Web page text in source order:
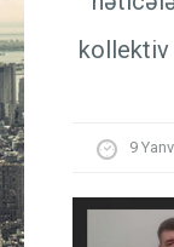
kollektiv
9